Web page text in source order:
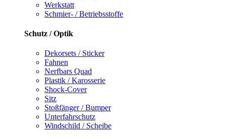
Werkstatt
Schmier- / Betriebsstoffe
Schutz / Optik
Dekorsets / Sticker
Fahnen
Nerfbars Quad
Plastik / Karosserie
Shock-Cover
Sitz
Stoßfänger / Bumper
Unterfahrschutz
Windschild / Scheibe